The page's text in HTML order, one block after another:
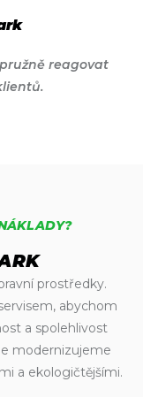
reagovat
prostředky.
abychom
a spolehlivost
modernizujeme
a ekologičtějšími.